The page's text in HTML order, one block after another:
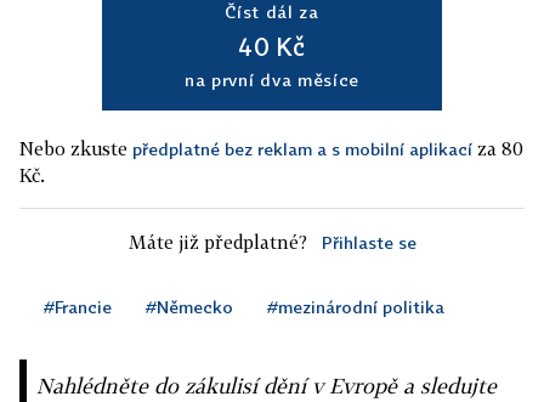
Číst dál za
40 Kč
na první dva měsíce
Nebo zkuste předplatné bez reklam a s mobilní aplikací za 80
Kč.
Máte již předplatné? Přihlaste se
#Francie #Německo #mezinárodní politika
Nahlédněte do zákulisí dění v Evropě a sledujte